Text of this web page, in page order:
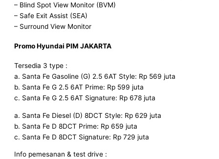
– Blind Spot View Monitor (BVM)
– Safe Exit Assist (SEA)
– Surround View Monitor
Promo HyundaiPIM JAKARTA
Tersedia 3 type :
a. Santa Fe Gasoline (G) 2.5 6AT Style: Rp 569 juta
b. Santa Fe G 2.5 6AT Prime: Rp 599 juta
c. Santa Fe G 2.5 6AT Signature: Rp 678 juta
a. Santa Fe Diesel (D) 8DCT Style: Rp 629 juta
b. Santa Fe D 8DCT Prime: Rp 659 juta
c. Santa Fe D 8DCT Signature: Rp 729 juta
Info pemesanan & test drive :